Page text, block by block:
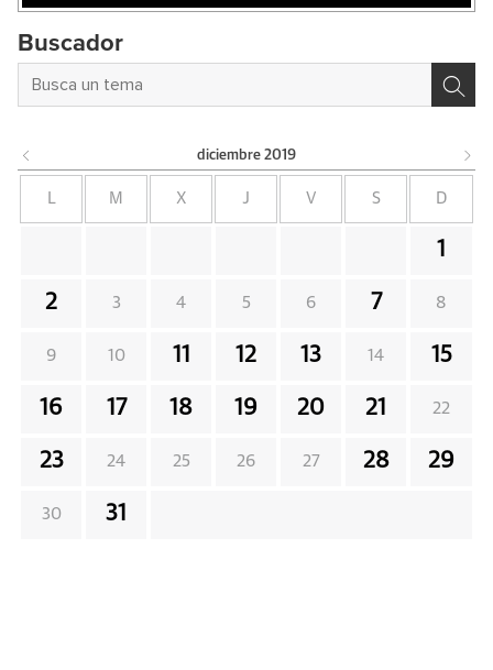
Buscador
diciembre 2019
M X J V S D
1
2 3 4 5 6 7 8
9 10 11 12 13 14 15
16 17 18 19 20 21 22
23 24 25 26 27 28 29
30 31